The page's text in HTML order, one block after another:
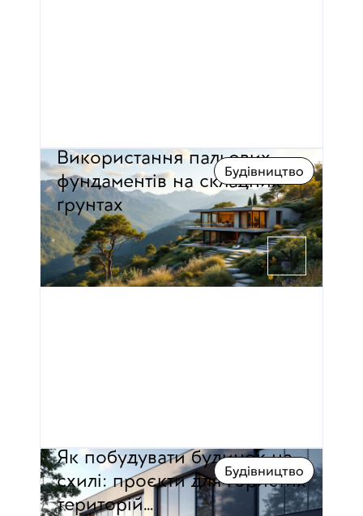
Використання пальових
фундаментів на складних
ґрунтах
Павло Дмитровський
17 хв час читання
Будівництво
Як побудувати будинок на
схилі: проєкти для гористих
територій…
Будівництво